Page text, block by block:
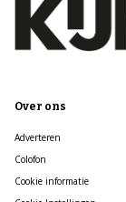
Over ons
Adverteren
Colofon
Cookie informatie